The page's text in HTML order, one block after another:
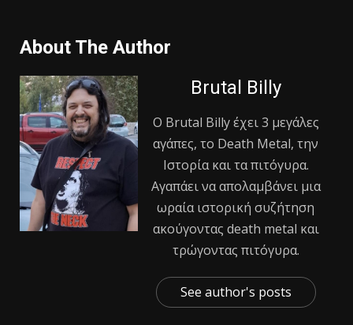
About The Author
Brutal Billy
Ο Βrutal Βilly έχει 3 μεγάλες
αγάπες, το Death Metal, την
Ιστορία και τα πιτόγυρα.
Αγαπάει να απολαμβάνει μια
ωραία ιστορική συζήτηση
ακούγοντας death metal και
τρώγοντας πιτόγυρα.
See author's posts